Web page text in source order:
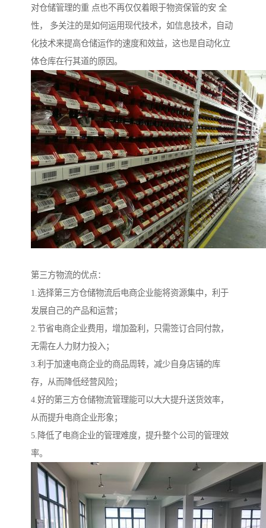
对仓储管理的重 点也不再仅仅着眼于物资保管的安 全
性， 多关注的是如何运用现代技术，如信息技术，自动
化技术来提高仓储运作的速度和效益，这也是自动化立
体仓库在行其道的原因。
第三方物流的优点：
1.选择第三方仓储物流后电商企业能将资源集中，利于
发展自己的产品和运营；
2.节省电商企业费用，增加盈利，只需签订合同付款，
无需在人力财力投入；
3.利于加速电商企业的商品周转，减少自身店铺的库
存，从而降低经营风险；
4.好的第三方仓储物流管理能可以大大提升送货效率，
从而提升电商企业形象；
5.降低了电商企业的管理难度，提升整个公司的管理效
率。